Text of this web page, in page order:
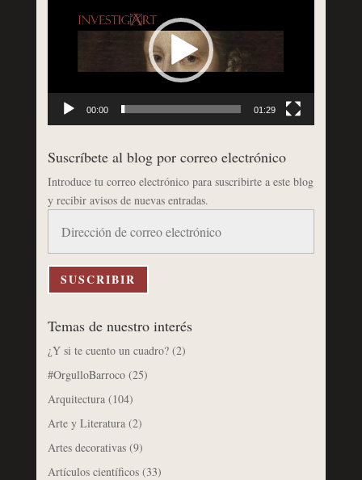
00:00 01:29
Suscríbete al blog por correo electrónico
Introduce tu correo electrónico para suscribirte a este blog
y recibir avisos de nuevas entradas.
correo
electrónico
SUSCRIBIR
Temas de nuestro interés
¿Y si te cuento un cuadro?(2)
#OrgulloBarroco(25)
Arquitectura(104)
Arte y Literatura(2)
Artes decorativas(9)
Artículos científicos(33)